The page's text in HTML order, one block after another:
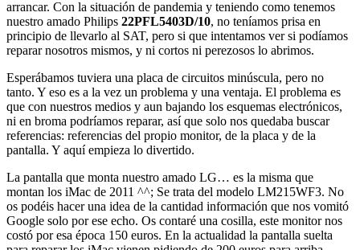
arrancar. Con la situación de pandemia y teniendo como tenemos
nuestro amado Philips 22PFL5403D/10, no teníamos prisa en
principio de llevarlo al SAT, pero si que intentamos ver si podíamos
reparar nosotros mismos, y ni cortos ni perezosos lo abrimos.
Esperábamos tuviera una placa de circuitos minúscula, pero no
tanto. Y eso es a la vez un problema y una ventaja. El problema es
que con nuestros medios y aun bajando los esquemas electrónicos,
ni en broma podríamos reparar, así que solo nos quedaba buscar
referencias: referencias del propio monitor, de la placa y de la
pantalla. Y aquí empieza lo divertido.
La pantalla que monta nuestro amado LG… es la misma que
montan los iMac de 2011 ^^; Se trata del modelo LM215WF3. No
os podéis hacer una idea de la cantidad información que nos vomitó
Google solo por ese echo. Os contaré una cosilla, este monitor nos
costó por esa época 150 euros. En la actualidad la pantalla suelta